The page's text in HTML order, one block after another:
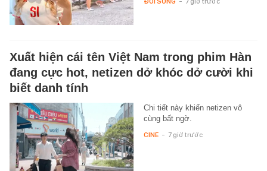
Xuất hiện cái tên Việt Nam trong phim Hàn
đang cực hot, netizen dở khóc dở cười khi
biết danh tính
Chi tiết này khiến netizen vô
cùng bất ngờ.
CINE - 7 giờ trước